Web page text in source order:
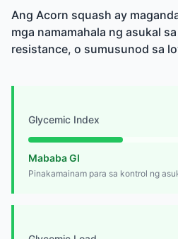
Ang Acorn squash ay
mga namamahala ng asukal
resistance, o sumusunod sa
Glycemic Index
Mababa GI
Pinakamainam para sa kontrol ng